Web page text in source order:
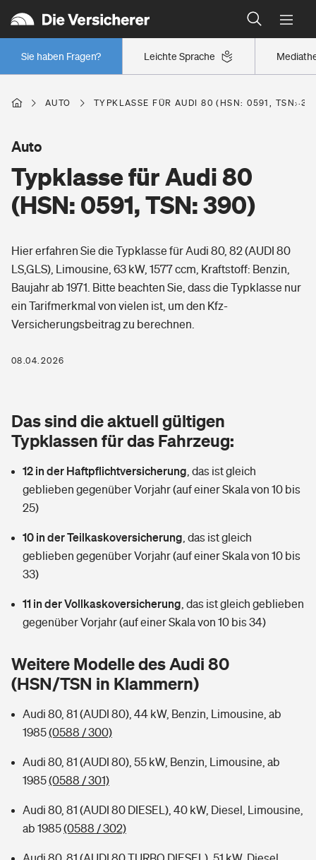
Leichte Sprache
Sie haben Fragen?
Wer versichert was: Jetzt Versicherer finden
Regionalklassen: So ist Ihre Region eingestuft
Wer versichert was: Jetzt Versicherer finden
Berufsunfähigkeitsversicherung
Erwerbsunfähigkeitsversicherung
Grundfähigkeitsversicherung
Arbeitsrechtsschutz
Berufshaftpflichtversicherung
Zur Übersicht
Tools
Wer versichert was: Jetzt Versicherer finden
Sie haben Fragen?
Wohnen
Glasversicherung
Mietkautionsversicherung
Restkreditversicherung
Zur Übersicht
Tools
Hochwasser-Check: Wie gefährdet ist Ihr Haus?
Sie haben Fragen?
Freizeit
Pri­vate Haft­pflicht­
Kinderunfall­ver­si­che­rung
Kinderinvalidität
Hundehalter-Haftpflicht
Handyversicherung
Private Cyberversicherung
Zur Übersicht
Kinderunfall-Check: Mehr Sicherheit für deine Kids
Gesundheit
Private Krankenversicherung
Dread-Disease-Versicherung
Tierkrankenversicherung
Zur Übersicht
Tools
Wer versichert was: Jetzt Versicherer finden
Rentenrechner: Wie viel Geld bekomme ich im Alter?
AUTO TYPKLASSE FÜR AUDI 80 (HSN: 0591, TSN:
Typklasse für Audi 80
(HSN: 0591, TSN: 390)
Auto
Hier erfahren Sie die Typklasse für Audi 80, 82 (AUDI 80
LS,GLS), Limousine, 63 kW, 1577 ccm, Kraftstoff: Benzin,
Baujahr ab 1971. Bitte beachten Sie, dass die Typklasse nur
ein Tarifmerkmal von vielen ist, um den Kfz-
Versicherungsbeitrag zu berechnen.
08.04.2026
Das sind die aktuell gültigen
Typklassen für das Fahrzeug:
12 in der Haftpflichtversicherung das ist gleich
geblieben gegenüber Vorjahr (auf einer Skala von 10 bis
25)
10 in der Teilkaskoversicherung das ist gleich
geblieben gegenüber Vorjahr (auf einer Skala von 10 bis
33)
11 in der Vollkaskoversicherung das ist gleich geblieben
gegenüber Vorjahr (auf einer Skala von 10 bis 34)
Weitere Modelle des Audi 80
(HSN/TSN in Klammern)
Audi 80, 81 (AUDI 80), 44 kW, Benzin, Limousine, ab
1985(0588 / 300)
Audi 80, 81 (AUDI 80), 55 kW, Benzin, Limousine, ab
1985(0588 / 301)
Audi 80, 81 (AUDI 80 DIESEL), 40 kW, Diesel, Limousine,
ab 1985(0588 / 302)